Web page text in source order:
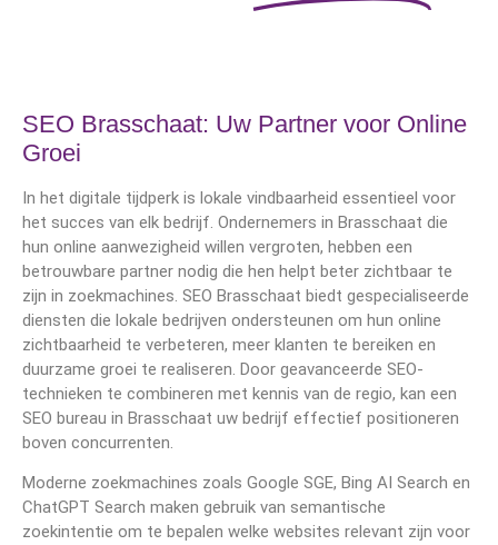
SEO Brasschaat: Uw Partner voor Online
Groei
In het digitale tijdperk is lokale vindbaarheid essentieel voor
het succes van elk bedrijf. Ondernemers in Brasschaat die
hun online aanwezigheid willen vergroten, hebben een
betrouwbare partner nodig die hen helpt beter zichtbaar te
zijn in zoekmachines. SEO Brasschaat biedt gespecialiseerde
diensten die lokale bedrijven ondersteunen om hun online
zichtbaarheid te verbeteren, meer klanten te bereiken en
duurzame groei te realiseren. Door geavanceerde SEO-
technieken te combineren met kennis van de regio, kan een
SEO bureau in Brasschaat uw bedrijf effectief positioneren
boven concurrenten.
Moderne zoekmachines zoals Google SGE, Bing AI Search en
ChatGPT Search maken gebruik van semantische
zoekintentie om te bepalen welke websites relevant zijn voor